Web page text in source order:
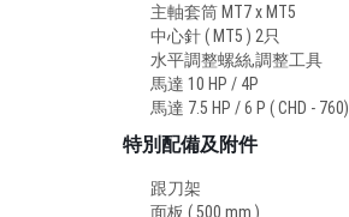
主軸套筒 MT7 x MT5
中心針 ( MT5 ) 2只
水平調整螺絲,調整工具
馬達 10 HP / 4P
馬達 7.5 HP / 6 P ( CHD - 760)
特別配備及附件
跟刀架
面板 ( 500 mm )